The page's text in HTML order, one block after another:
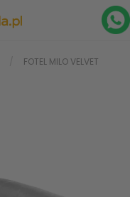
FOTEL MILO VELVET